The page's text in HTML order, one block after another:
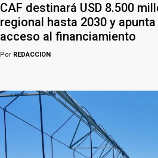
CAF destinará USD 8.500
regional hasta 2030 y
acceso al financiamiento
Por REDACCION